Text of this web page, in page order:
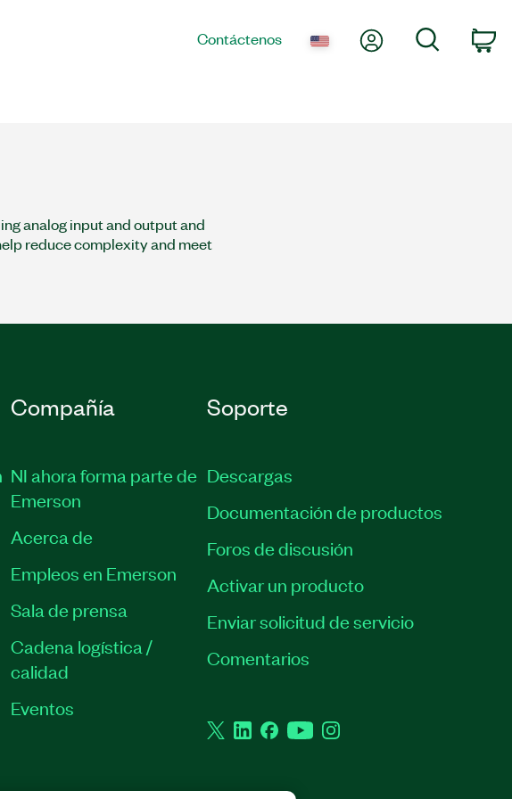
Contáctenos Mi cuenta Búsqueda
analog input and output and
reduce complexity and meet
Compañía
NI ahora forma parte de
Emerson
Acerca de
Empleos en Emerson
Sala de prensa
Cadena logística /
calidad
Eventos
Soporte
Descargas
Documentación de productos
Foros de discusión
Activar un producto
Enviar solicitud de servicio
Comentarios
TwitterLinkedIn
Facebook
YouTubeInstagram